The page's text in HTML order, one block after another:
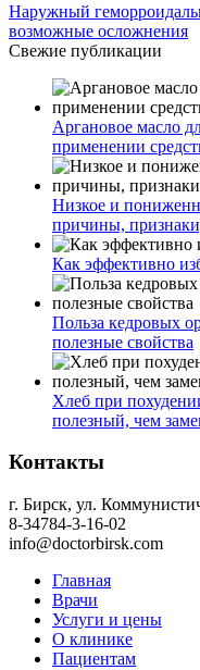
Наружный
возможные осложнения
Свежие публикации
Аргановое масло
применении
Низкое и
причины,
Как эффективно
Польза кедровых
полезные свойства
Хлеб при
полезный, чем
Контакты
г. Бирск, ул.
8-34784-3-16-02
info@doctorbirsk.com
Главная
Врачи
Услуги и цены
О клинике
Пациентам